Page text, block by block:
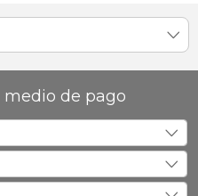
de pago